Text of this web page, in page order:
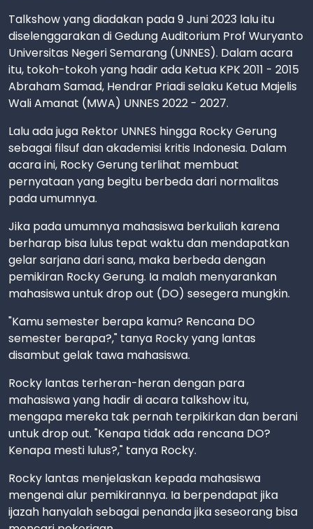
Talkshow yang diadakan pada 9 Juni 2023 lalu itu
diselenggarakan di Gedung Auditorium Prof Wuryanto
Universitas Negeri Semarang (UNNES). Dalam acara
itu, tokoh-tokoh yang hadir ada Ketua KPK 2011 - 2015
Abraham Samad, Hendrar Priadi selaku Ketua Majelis
Wali Amanat (MWA) UNNES 2022 - 2027.
Lalu ada juga Rektor UNNES hingga Rocky Gerung
sebagai filsuf dan akademisi kritis Indonesia. Dalam
acara ini, Rocky Gerung terlihat membuat
pernyataan yang begitu berbeda dari normalitas
pada umumnya.
Jika pada umumnya mahasiswa berkuliah karena
berharap bisa lulus tepat waktu dan mendapatkan
gelar sarjana dari sana, maka berbeda dengan
pemikiran Rocky Gerung. Ia malah menyarankan
mahasiswa untuk drop out (DO) sesegera mungkin.
"Kamu semester berapa kamu? Rencana DO
semester berapa?," tanya Rocky yang lantas
disambut gelak tawa mahasiswa.
Rocky lantas terheran-heran dengan para
mahasiswa yang hadir di acara talkshow itu,
mengapa mereka tak pernah terpikirkan dan berani
untuk drop out. "Kenapa tidak ada rencana DO?
Kenapa mesti lulus?," tanya Rocky.
Rocky lantas menjelaskan kepada mahasiswa
mengenai alur pemikirannya. Ia berpendapat jika
ijazah hanyalah sebagai penanda jika seseorang bisa